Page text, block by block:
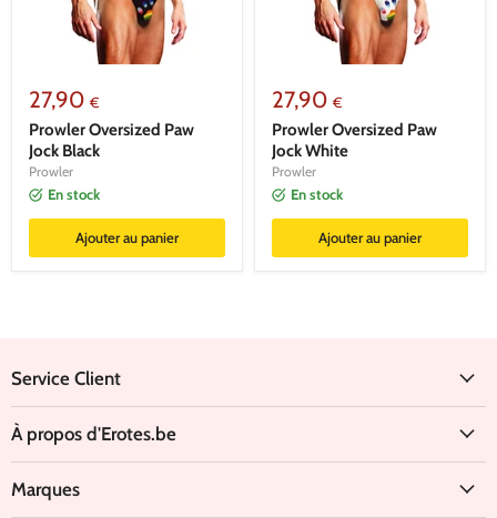
27,90€
Prowler Oversized Paw
Jock Black
Prowler
En stock
Ajouter au panier
27,90€
Prowler Oversized Paw
Jock White
Prowler
En stock
Ajouter au panier
Service Client
À propos d'Erotes.be
Marques